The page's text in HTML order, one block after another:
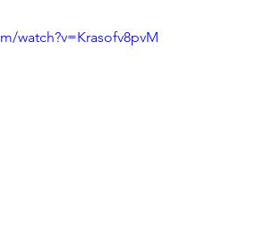
watch?v=Krasofv8pvM